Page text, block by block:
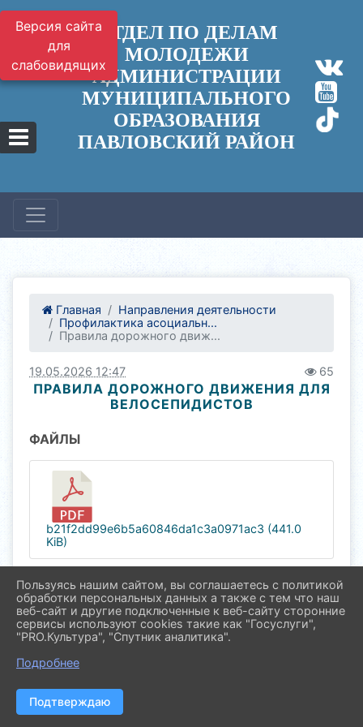
Версия сайта
для
слабовидящих
ОТДЕЛ ПО ДЕЛАМ
МОЛОДЕЖИ
АДМИНИСТРАЦИИ
МУНИЦИПАЛЬНОГО
ОБРАЗОВАНИЯ
ПАВЛОВСКИЙ РАЙОН
Главная
Направления деятельности
Профилактика асоциальн...
Правила дорожного движ...
19.05.2026 12:47 65
ПРАВИЛА ДОРОЖНОГО ДВИЖЕНИЯ ДЛЯ
ВЕЛОСЕПИДИСТОВ
ФАЙЛЫ
b21f2dd99e6b5a60846da1c3a0971ac3 (441.0
KiB)
2026 г. molod.pavl23.ru
Вход
Политика обработки персональных данных
Сделано на KubCMS
Разработка и поддержка
Пользуясь нашим сайтом, вы соглашаетесь с политикой
обработки персональных данных а также с тем что наш
веб-сайт и другие подключенные к веб-сайту сторонние
сервисы используют cookies такие как "Госуслуги",
"PRO.Культура", "Спутник аналитика".
Подробнее
Подтверждаю